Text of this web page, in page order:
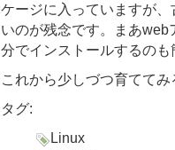
ケージに入っていますが
いのが残念です。まあ
分でインストールするの
これから少しづつ育てて
タグ:
Linux